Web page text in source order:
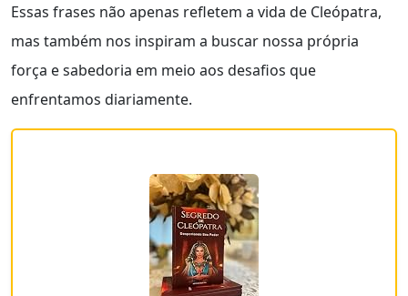
Essas frases não apenas refletem a vida de Cleópatra,
mas também nos inspiram a buscar nossa própria
força e sabedoria em meio aos desafios que
enfrentamos diariamente.